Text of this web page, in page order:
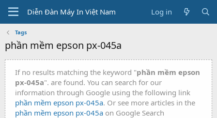
Diễn Đàn Máy In Việt Nam Log in
Tags
phần mềm epson px-045a
If no results matching the keyword "phần mềm epson
px-045a". are found. You can search for our
information through Google using the following link
phần mềm epson px-045a. Or see more articles in the
phần mềm epson px-045a on Google Search